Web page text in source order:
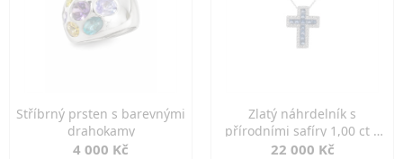
Stříbrný prsten s barevnými
drahokamy
4 000 Kč
Zlatý náhrdelník s
přírodními safíry 1,00 ct a
diamanty
22 000 Kč